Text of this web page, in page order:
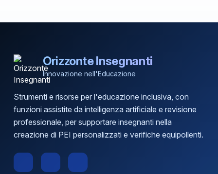
Orizzonte Insegnanti
Innovazione nell'Educazione
Strumenti e risorse per l'educazione inclusiva, con
funzioni assistite da intelligenza artificiale e revisione
professionale, per supportare insegnanti nella
creazione di PEI personalizzati e verifiche equipollenti.